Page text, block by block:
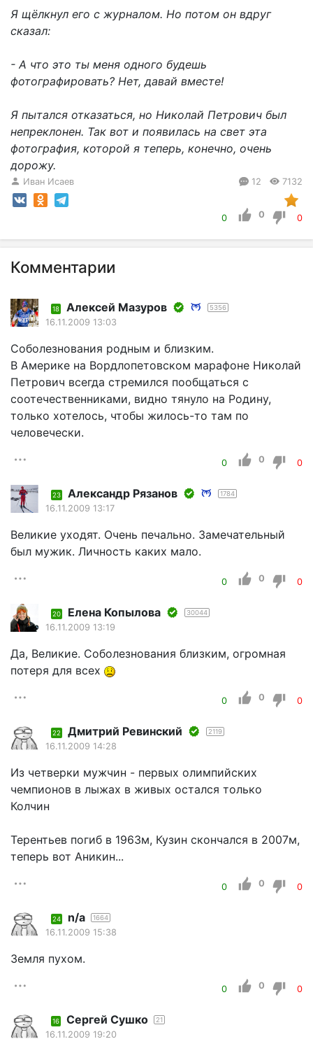
Я щёлкнул его с журналом. Но потом он вдруг
сказал:
- А что это ты меня одного будешь
фотографировать? Нет, давай вместе!
Я пытался отказаться, но Николай Петрович был
непреклонен. Так вот и появилась на свет эта
фотография, которой я теперь, конечно, очень
дорожу.
Иван Исаев 12 7132
0 0 0
Комментарии
18 Алексей Мазуров 5356
16.11.2009 13:03
Соболезнования родным и близким.
В Америке на Вордлопетовском марафоне Николай
Петрович всегда стремился пообщаться с
соотечественниками, видно тянуло на Родину,
только хотелось, чтобы жилось-то там по
человечески.
0 0 0
23 Александр Рязанов 1784
16.11.2009 13:17
Великие уходят. Очень печально. Замечательный
был мужик. Личность каких мало.
0 0 0
20 Елена Копылова 30044
16.11.2009 13:19
Да, Великие. Соболезнования близким, огромная
потеря для всех
0 0 0
22 Дмитрий Ревинский 2119
16.11.2009 14:28
Из четверки мужчин - первых олимпийских
чемпионов в лыжах в живых остался только
Колчин
Терентьев погиб в 1963м, Кузин скончался в 2007м,
теперь вот Аникин...
0 0 0
24 n/a 1664
16.11.2009 15:38
Земля пухом.
0 0 0
16 Сергей Сушко 21
16.11.2009 19:20